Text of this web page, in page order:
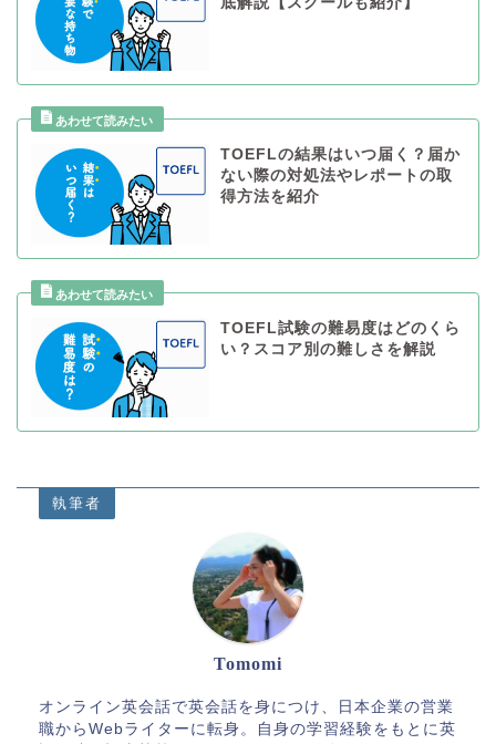
TOEFLの結果はいつ届く？届か
ない際の対処法やレポートの取
得方法を紹介
TOEFL試験の難易度はどのくら
い？スコア別の難しさを解説
執筆者
Tomomi
オンライン英会話で英会話を身につけ、日本企業の営業
職からWebライターに転身。自身の学習経験をもとに英